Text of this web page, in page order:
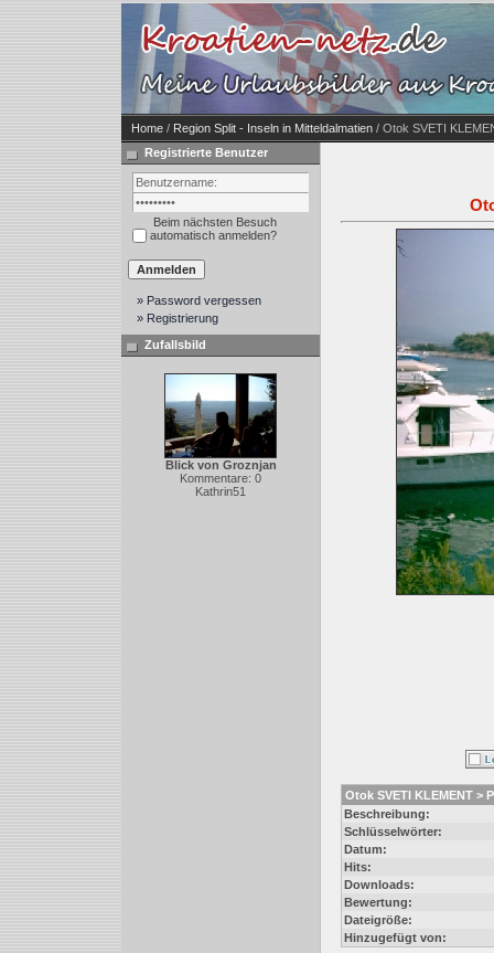
Home / Region Split - Inseln in Mitteldalmatien / Otok SVETI
Registrierte Benutzer
Beim nächsten Besuch
automatisch anmelden?
» Password vergessen
» Registrierung
Zufallsbild
Blick von Groznjan
Kommentare: 0
Kathrin51
Otok SVETI KLEMENT >
Beschreibung:
Schlüsselwörter:
Datum:
Hits:
Downloads:
Bewertung:
Dateigröße:
Hinzugefügt von: